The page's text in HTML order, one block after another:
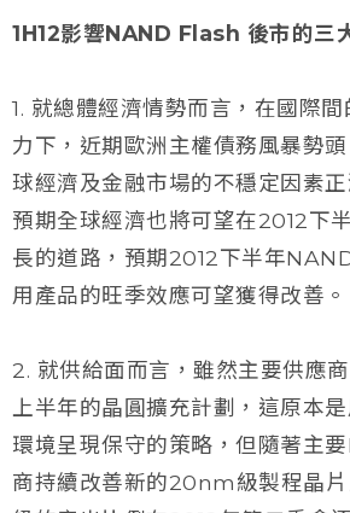
1H12影響NAND Flash 後市的三
1. 就總體經濟情勢而言，在國際
力下，近期歐洲主權債務風暴勢
球經濟及金融市場的不穩定因素
預期全球經濟也將可望在2012下
長的道路，預期2012下半年
用產品的旺季效應可望獲得改善。
2. 就供給面而言，雖然主要供應
上半年的晶圓擴充計劃，這原本
環境呈現保守的策略，但隨著主
商持續改善新的20nm級製程晶